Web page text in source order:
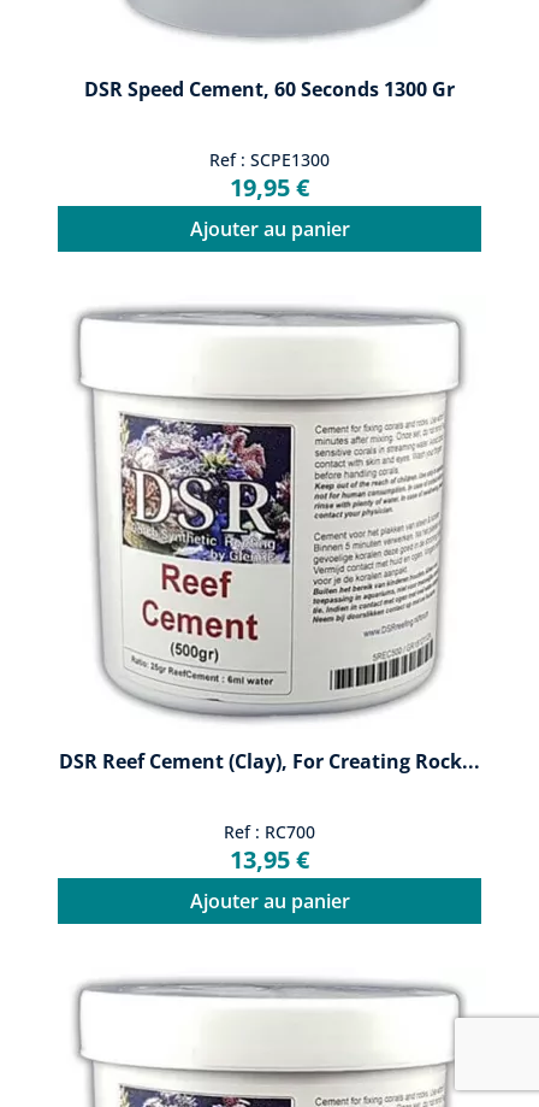
DSR Speed Cement, 60 Seconds 1300 Gr
Ref : SCPE1300
19,95 €
Ajouter au panier
DSR Reef Cement (clay), For Creating Rock...
Ref : RC700
13,95 €
Ajouter au panier